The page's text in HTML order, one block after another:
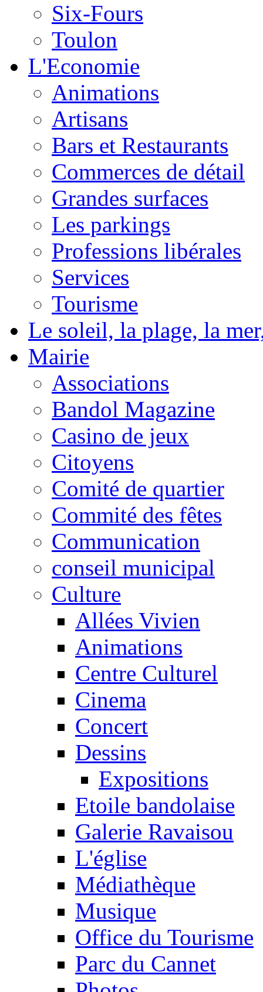
Six-Fours
Toulon
L'Economie
Animations
Artisans
Bars et Restaurants
Commerces de détail
Grandes surfaces
Les parkings
Professions libérales
Services
Tourisme
Le soleil, la plage, la
Mairie
Associations
Bandol Magazine
Casino de jeux
Citoyens
Comité de quartier
Commité des fêtes
Communication
conseil municipal
Culture
Allées Vivien
Animations
Centre Culturel
Cinema
Concert
Dessins
Expositions
Etoile bandolaise
Galerie Ravaisou
L'église
Médiathèque
Musique
Office du Tourisme
Parc du Cannet